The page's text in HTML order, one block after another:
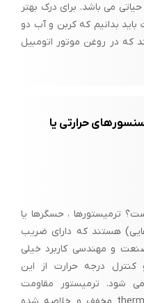
می باشد. برای درک بهتر
باید بدانیم که کربن و آب دو
که در روغن موتور اتومبیل
حرارتی یا
ترمیستورها ، حسگرها یا
هستند که دارای ضریب
و مهندسی کاربرد خیلی
کنترل درجه حرارت از این
می شود. ترمیستور مقاومت